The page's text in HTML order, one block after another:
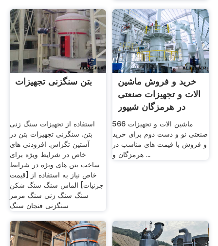
بتن سنگزنی تجهیزات
استفاده از تجهیزات سنگ زنی
بتن. سنگزنی تجهیزات بتن در
آستین تگزاس. افزودنی های
خاص در شرایط ویژه برای
ساخت بتن های ویژه در شرایط
خاص نیاز به استفاده از [قیمت
جزئیات] الماس سنگ سنگ شکن
سنگ سنگ زنی سنگ مرمر
سنگزنی فنجان سنگ
خرید و فروش ماشین
الات و تجهیزات صنعتی
در هرمزگان شیپور
566 ماشین الات و تجهیزات
صنعتی نو و دست دوم برای خرید
و فروش با قیمت های مناسب در
هرمزگان و ...